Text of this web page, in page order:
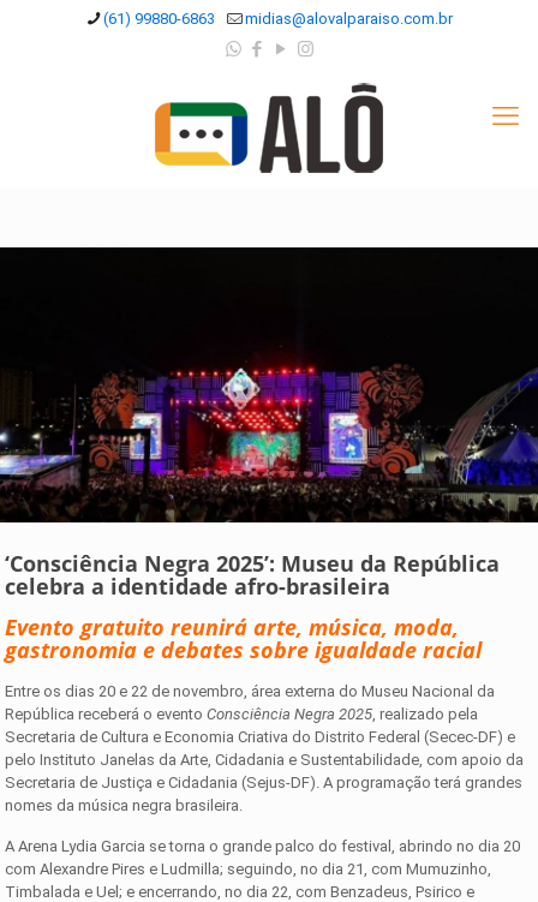
(61) 99880-6863 midias@alovalparaiso.com.br
‘Consciência Negra 2025’: Museu da República
celebra a identidade afro-brasileira
Evento gratuito reunirá arte, música, moda,
gastronomia e debates sobre igualdade racial
Entre os dias 20 e 22 de novembro, área externa do Museu Nacional da
República receberá o eventoConsciência Negra 2025 , realizado pela
Secretaria de Cultura e Economia Criativa do Distrito Federal (Secec-DF) e
pelo Instituto Janelas da Arte, Cidadania e Sustentabilidade, com apoio da
Secretaria de Justiça e Cidadania (Sejus-DF). A programação terá grandes
nomes da música negra brasileira.
A Arena Lydia Garcia se torna o grande palco do festival, abrindo no dia 20
com Alexandre Pires e Ludmilla; seguindo, no dia 21, com Mumuzinho,
Timbalada e Uel; e encerrando, no dia 22, com Benzadeus, Psirico e